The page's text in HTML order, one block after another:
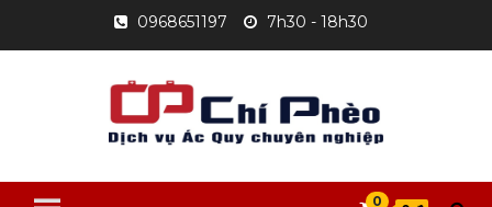
content
0968651197 7h30 - 18h30
0